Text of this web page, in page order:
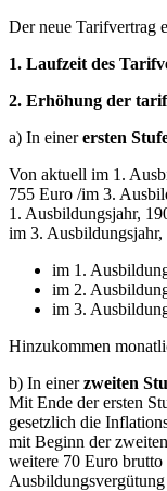
Der neue Tarifvertrag
1. Laufzeit des
2. Erhöhung der
a) In einerersten
Von aktuell im 1.
755 Euro /im 3.
1. Ausbildungsjahr,
im 3.
im 1.
im 2.
im 3.
Hinzukommen
b) In einerzweiten
Mit Ende der ersten
gesetzlich die
mit Beginn der
weitere 70 Euro